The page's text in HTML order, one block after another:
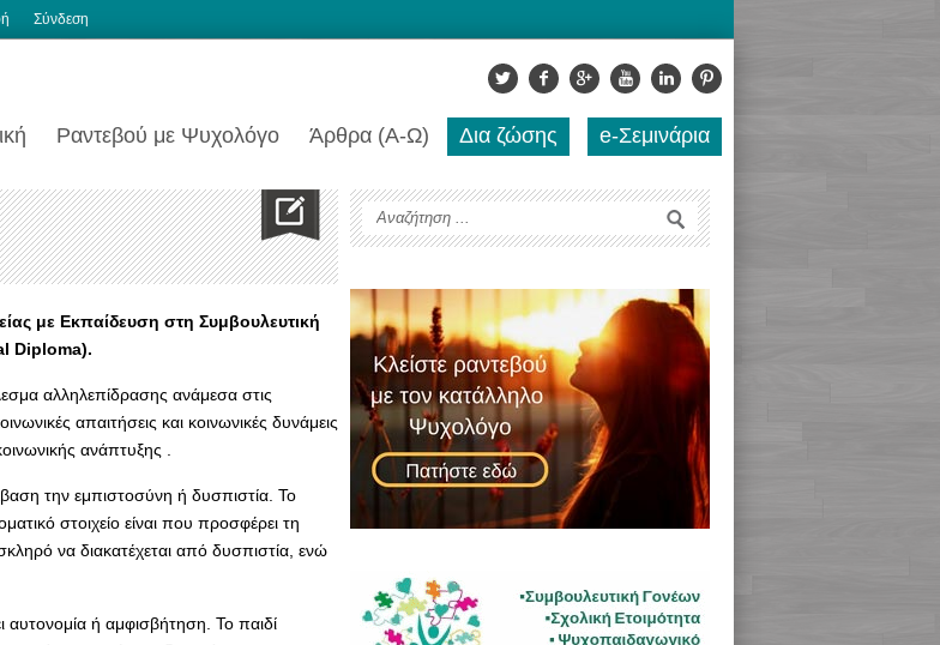
Σύνδεση
Ραντεβού με Ψυχολόγο Άρθρα (Α-Ω) Δια ζώσης e-Σεμινάρια
με Εκπαίδευση στη Συμβουλευτική
Diploma).
αλληλεπίδρασης ανάμεσα στις
απαιτήσεις και κοινωνικές δυνάμεις
ανάπτυξης .
την εμπιστοσύνη ή δυσπιστία. Το
στοιχείο είναι που προσφέρει τη
να διακατέχεται από δυσπιστία, ενώ
αυτονομία ή αμφισβήτηση. Το παιδί